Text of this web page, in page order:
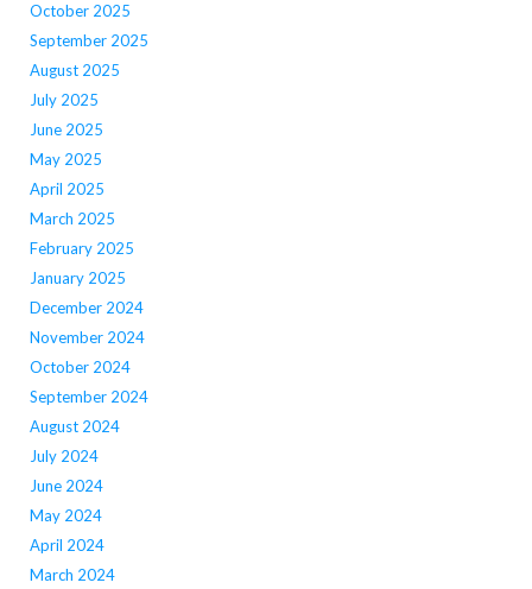
October 2025
September 2025
August 2025
July 2025
June 2025
May 2025
April 2025
March 2025
February 2025
January 2025
December 2024
November 2024
October 2024
September 2024
August 2024
July 2024
June 2024
May 2024
April 2024
March 2024